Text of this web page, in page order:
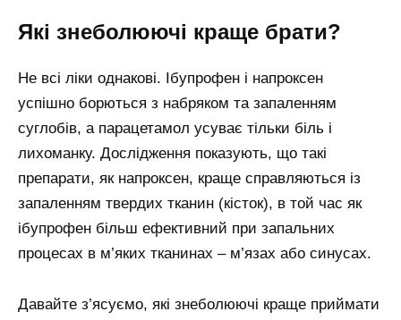
Які знеболюючі краще брати?
Не всі ліки однакові. Ібупрофен і напроксен
успішно борються з набряком та запаленням
суглобів, а парацетамол усуває тільки біль і
лихоманку. Дослідження показують, що такі
препарати, як напроксен, краще справляються із
запаленням твердих тканин (кісток), в той час як
ібупрофен більш ефективний при запальних
процесах в м’яких тканинах – м’язах або синусах.
Давайте з’ясуємо, які знеболюючі краще приймати